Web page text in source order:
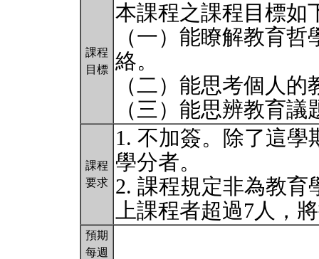
課程
目標
本課程之課程目標如
（一）能瞭解教育
絡。
（二）能思考個人
（三）能思辨教育
課程
要求
1. 不加簽。除了這
學分者。
2. 課程規定非為教育
上課程者超過7人，
預期
每週